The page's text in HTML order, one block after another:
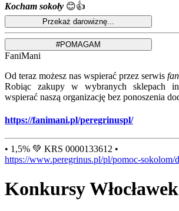
Kocham sokoły 😊👍
FaniMani
Od teraz możesz nas wspierać przez serwis
Robiąc zakupy w wybranych sklepach
wspierać naszą organizację bez ponoszenia
https://fanimani.pl/peregrinuspl/
• 1,5% 💚 KRS 0000133612 •
https://www.peregrinus.pl/pl/pomoc-sokolom/
Konkursy